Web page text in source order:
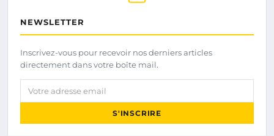
NEWSLETTER
Inscrivez-vous pour recevoir nos derniers articles
directement dans votre boîte mail.
Votre adresse email
S'INSCRIRE